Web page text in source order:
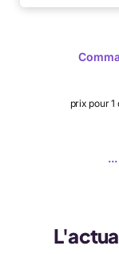
prix pour